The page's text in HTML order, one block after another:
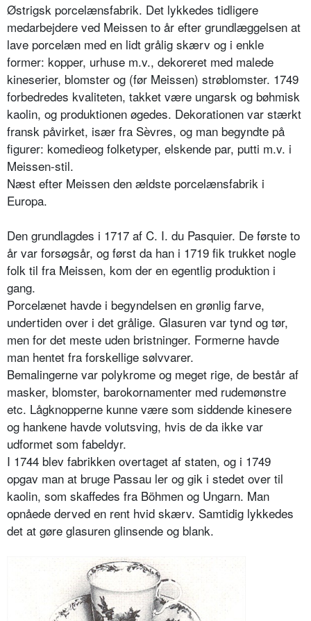
Østrigsk porcelænsfabrik. Det lykkedes tidligere
medarbejdere ved Meissen to år efter grundlæggelsen at
lave porcelæn med en lidt grålig skærv og i enkle
former: kopper, urhuse m.v., dekoreret med malede
kineserier, blomster og (før Meissen) strøblomster. 1749
forbedredes kvaliteten, takket være ungarsk og bøhmisk
kaolin, og produktionen øgedes. Dekorationen var stærkt
fransk påvirket, især fra Sèvres, og man begyndte på
figurer: komedieog folketyper, elskende par, putti m.v. i
Meissen-stil.
Næst efter Meissen den ældste porcelænsfabrik i
Europa.
Den grundlagdes i 1717 af C. I. du Pasquier. De første to
år var forsøgsår, og først da han i 1719 fik trukket nogle
folk til fra Meissen, kom der en egentlig produktion i
gang.
Porcelænet havde i begyndelsen en grønlig farve,
undertiden over i det grålige. Glasuren var tynd og tør,
men for det meste uden bristninger. Formerne havde
man hentet fra forskellige sølvvarer.
Bemalingerne var polykrome og meget rige, de består af
masker, blomster, barokornamenter med rudemønstre
etc. Lågknopperne kunne være som siddende kinesere
og hankene havde volutsving, hvis de da ikke var
udformet som fabeldyr.
I 1744 blev fabrikken overtaget af staten, og i 1749
opgav man at bruge Passau ler og gik i stedet over til
kaolin, som skaffedes fra Böhmen og Ungarn. Man
opnåede derved en rent hvid skærv. Samtidig lykkedes
det at gøre glasuren glinsende og blank.